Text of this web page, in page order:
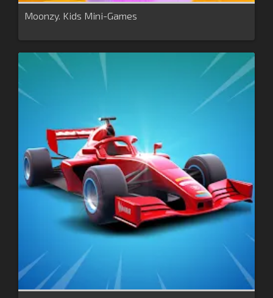
Moonzy. Kids Mini-Games